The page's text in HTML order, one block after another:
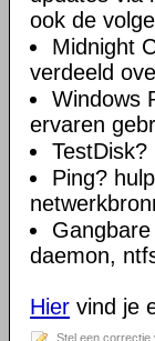
ook de
Midnight
verdeeld
Windows
ervaren
Ping?
daemon,
Hier vind je
Stel een correctie